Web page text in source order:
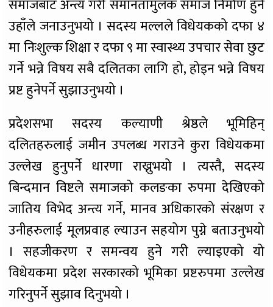
समाजबाट अन्त्य गरी समानतामुलक समाज निर्माण हुने
उहाँले जनाउनुभयो । सदस्य मल्लले विधेयकको दफा ४
मा निःशुल्क शिक्षा र दफा ९ मा स्वास्थ्य उपचार सेवा छुट
गर्ने भन्ने विषय सबै दलितका लागि हो, होइन भन्ने विषय
प्रष्ट हुनेपर्ने सुझाउनुभयो ।
प्रदेशसभा सदस्य कल्याणी श्रेष्ठले भूमिहिन्
दलितहरुलाई जमीन उपलब्ध गराउने कुरा विधेयकमा
उल्लेख हुनुपर्ने धारणा राख्नुभयो । त्यस्तै, सदस्य
बिन्दमान विष्टले समाजको कलङका रुपमा देखिएको
जातिय विभेद अन्त्य गर्ने, मानव अधिकारको संरक्षण र
उनीहरुलाई मूलप्रवाह ल्याउन सहयोग पुग्ने बताउनुभयो
। सहजीकरण र समन्वय हुने गरी ल्याइएको यो
विधेयकमा प्रदेश सरकारको भूमिका प्रष्टरुपमा उल्लेख
गरिनुपर्ने सुझाव दिनुभयो ।